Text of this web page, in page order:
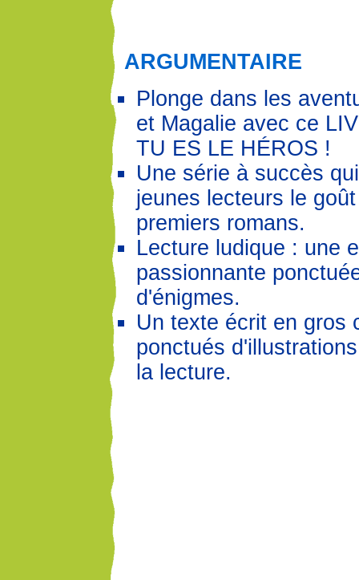
ARGUMENTAIRE
Plonge dans les
et Magalie avec ce
TU ES LE HÉROS !
Une série à succès
jeunes lecteurs le
premiers romans.
Lecture ludique : une
passionnante
d'énigmes.
Un texte écrit en gros
ponctués
la lecture.